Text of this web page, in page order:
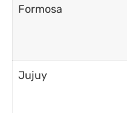
Formosa
Jujuy